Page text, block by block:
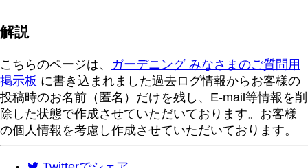
解説
こちらのページは、 ガーデニング みなさまのご質問用
掲示板 に書き込まれました過去ログ情報からお客様の
投稿時のお名前（匿名）だけを残し、E-mail等情報を削
除した状態で作成させていただいております。お客様
の個人情報を考慮し作成させていただいております。